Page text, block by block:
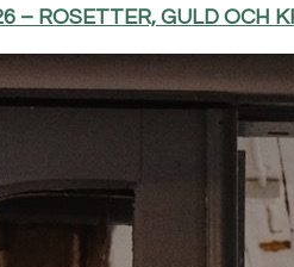
– ROSETTER, GULD OCH